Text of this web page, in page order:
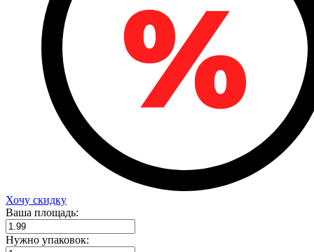
Хочу скидку
Ваша площадь:
Нужно упаковок: